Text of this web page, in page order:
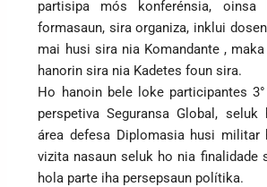
partisipa mós konferénsia, oinsa
formasaun, sira organiza, inklui
mai husi sira nia Komandante ,
hanorin sira nia Kadetes foun sira.
Ho hanoin bele loke participantes
perspetiva Seguransa Global,
área defesa Diplomasia husi militar
vizita nasaun seluk ho nia finalidade
hola parte iha persepsaun polítika.